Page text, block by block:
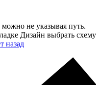
не указывая путь.
Дизайн выбрать схему
назад